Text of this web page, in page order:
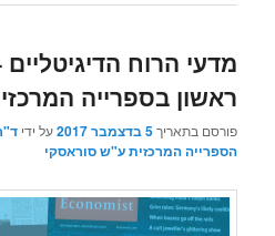
מדעי הרוח הדיגיטליים
ראשון בספרייה
פורסם בתאריך5 בדצמבר 2017 על ידי
הספרייה המרכזית ע"ש סוראסקי